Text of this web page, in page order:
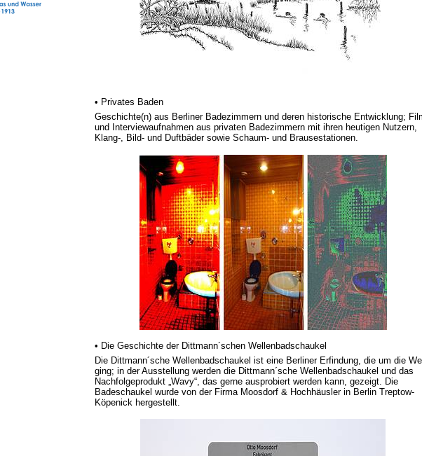
• Privates Baden
Geschichte(n) aus Berliner Badezimmern und deren historische Entwicklung;
und Interviewaufnahmen aus privaten Badezimmern mit ihren heutigen Nutzern,
Klang-, Bild- und Duftbäder sowie Schaum- und Brausestationen.
• Die Geschichte der Dittmann´schen Wellenbadschaukel
Die Dittmann´sche Wellenbadschaukel ist eine Berliner Erfindung, die um die
ging; in der Ausstellung werden die Dittmann´sche Wellenbadschaukel und das
Nachfolgeprodukt „Wavy“, das gerne ausprobiert werden kann, gezeigt. Die
Badeschaukel wurde von der Firma Moosdorf & Hochhäusler in Berlin Treptow-
Köpenick hergestellt.